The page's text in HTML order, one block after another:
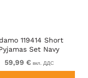
119414 Short
Set Navy
59,99 € вкл. ДДС